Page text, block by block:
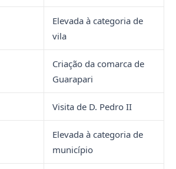
Elevada à categoria de
vila
Criação da comarca de
Guarapari
Visita de D. Pedro II
Elevada à categoria de
município